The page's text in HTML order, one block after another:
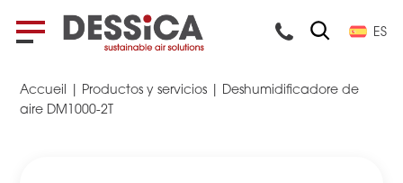
ES
Accueil Productos y servicios
Deshumidificadore de
aire DM1000-2T